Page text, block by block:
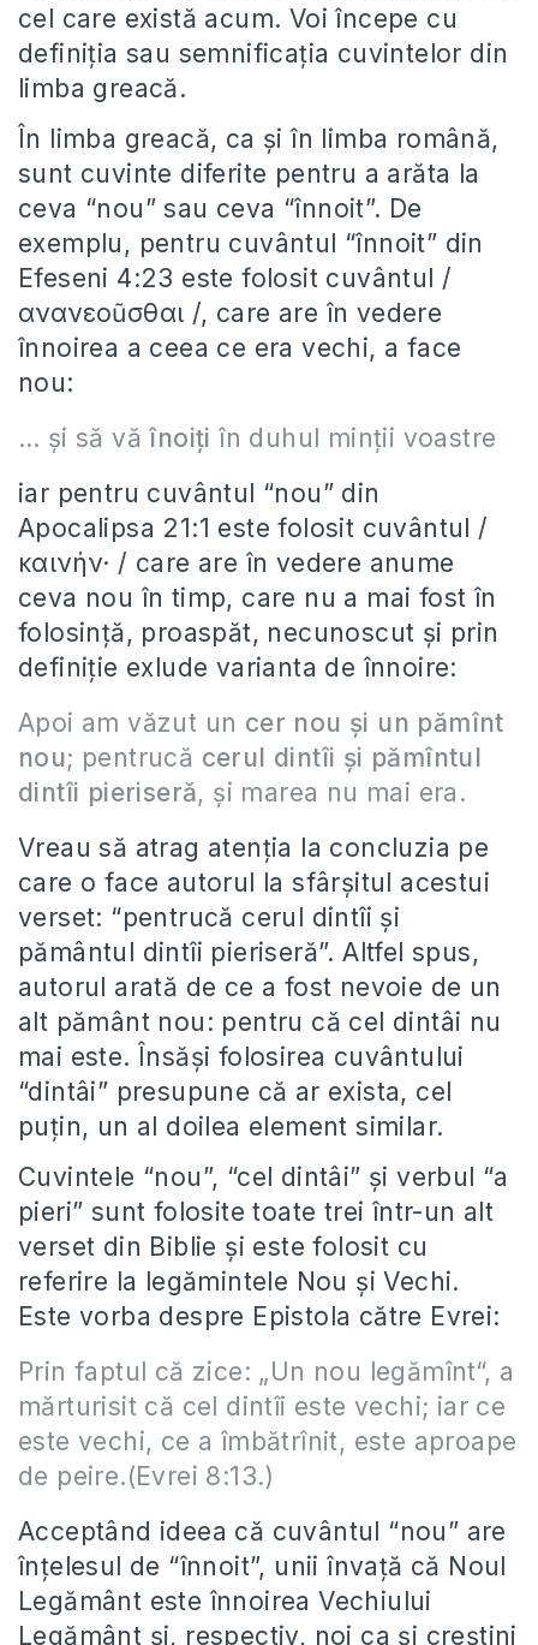
cel care există acum. Voi începe cu
definiția sau semnificația cuvintelor din
limba greacă.
În limba greacă, ca și în limba română,
sunt cuvinte diferite pentru a arăta la
ceva “nou” sau ceva “înnoit”. De
exemplu, pentru cuvântul “înnoit” din
Efeseni 4:23 este folosit cuvântul /
ανανεοũσθαι /, care are în vedere
înnoirea a ceea ce era vechi, a face
nou:
… şi să văînoiţi în duhul minţii voastre
iar pentru cuvântul “nou” din
Apocalipsa 21:1 este folosit cuvântul /
καινήν· / care are în vedere anume
ceva nou în timp, care nu a mai fost în
folosință, proaspăt, necunoscut și prin
definiție exlude varianta de înnoire:
Apoi am văzut un cer nou şi un pămînt
nou; pentrucă cerul dintîi şi pămîntul
dintîi pieriseră, şi marea nu mai era.
Vreau să atrag atenția la concluzia pe
care o face autorul la sfârșitul acestui
verset: “pentrucă cerul dintîi și
pământul dintîi pieriseră”. Altfel spus,
autorul arată de ce a fost nevoie de un
alt pământ nou: pentru că cel dintâi nu
mai este. Însăși folosirea cuvântului
“dintâi” presupune că ar exista, cel
puțin, un al doilea element similar.
Cuvintele “nou”, “cel dintâi” și verbul “a
pieri” sunt folosite toate trei într-un alt
verset din Biblie și este folosit cu
referire la legămintele Nou și Vechi.
Este vorba despre Epistola către Evrei:
Prin faptul că zice: „Un nou legămînt“, a
mărturisit că cel dintîi este vechi; iar ce
este vechi, ce a îmbătrînit, este aproape
de peire.(Evrei 8:13.)
Acceptând ideea că cuvântul “nou” are
înțelesul de “înnoit”, unii învață că Noul
Legământ este înnoirea Vechiului
Legământ și, respectiv, noi ca și creștini